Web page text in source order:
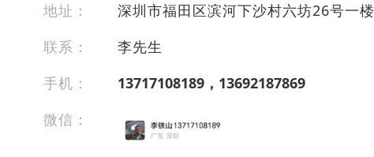
地址：
深圳市福田区滨河下沙村六坊26号一楼
联系：
李先生
手机：
13717108189，13692187869
微信：